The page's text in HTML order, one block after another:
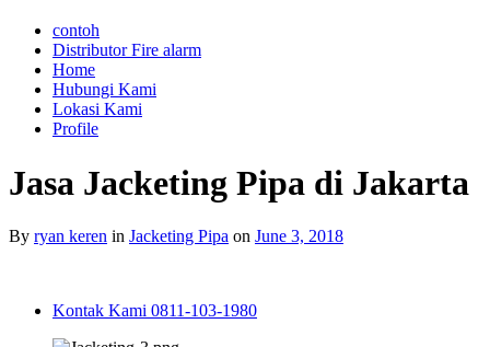
contoh
Distributor Fire alarm
Home
Hubungi Kami
Lokasi Kami
Profile
Jasa Jacketing Pipa di Jakarta
By ryan keren in Jacketing Pipa on June 3, 2018
Kontak Kami 0811-103-1980